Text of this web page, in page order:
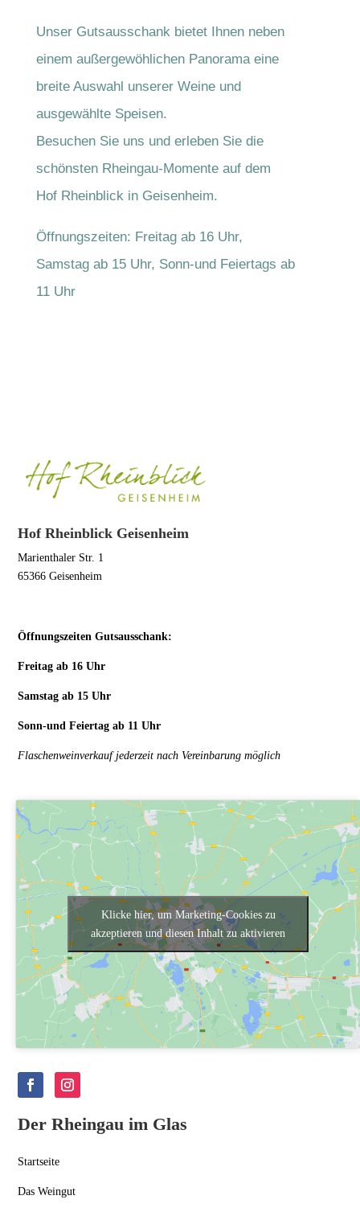
Unser Gutsausschank bietet Ihnen neben
einem außergewöhlichen Panorama eine
breite Auswahl unserer Weine und
ausgewählte Speisen.
Besuchen Sie uns und erleben Sie die
schönsten Rheingau-Momente auf dem
Hof Rheinblick in Geisenheim.
Öffnungszeiten: Freitag ab 16 Uhr,
Samstag ab 15 Uhr, Sonn-und Feiertags ab
11 Uhr
Hof Rheinblick Geisenheim
Marienthaler Str. 1
65366 Geisenheim
Öffnungszeiten Gutsausschank:
Freitag ab 16 Uhr
Samstag ab 15 Uhr
Sonn-und Feiertag ab 11 Uhr
Flaschenweinverkauf jederzeit nach Vereinbarung möglich
Klicke hier, um Marketing-Cookies zu
akzeptieren und diesen Inhalt zu aktivieren
Der Rheingau im Glas
Startseite
Das Weingut